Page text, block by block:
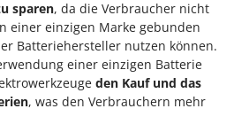
Traktoren
sparen, da die Verbraucher nicht
einer einzigen Marke gebunden
Batteriehersteller nutzen können.
einer einzigen Batterie
den Kauf und das
, was den Verbrauchern mehr